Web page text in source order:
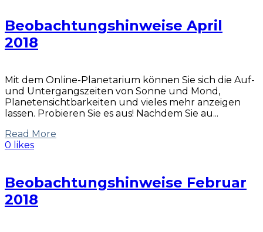
Beobachtungshinweise April
2018
Mit dem Online-Planetarium können Sie sich die Auf-
und Untergangszeiten von Sonne und Mond,
Planetensichtbarkeiten und vieles mehr anzeigen
lassen. Probieren Sie es aus! Nachdem Sie au...
Read More
0 likes
Beobachtungshinweise Februar
2018